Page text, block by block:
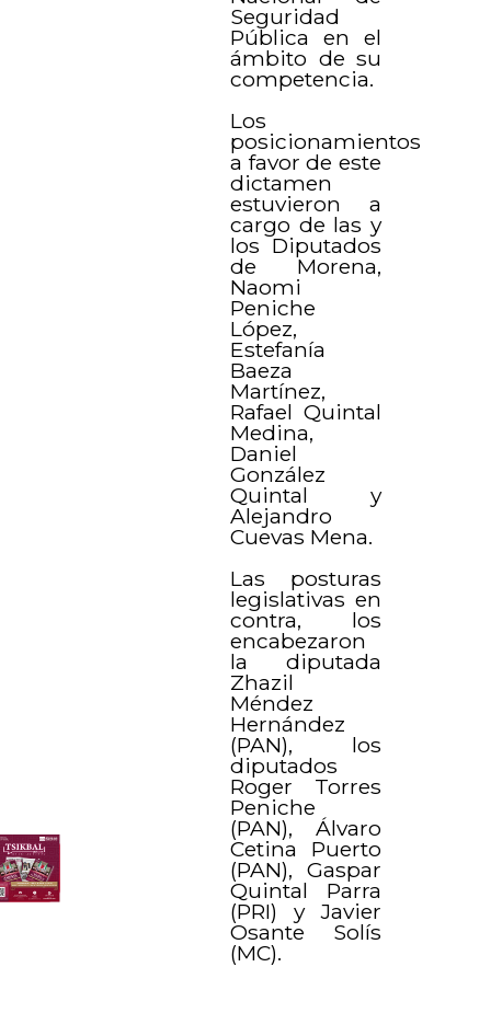
Seguridad
Pública en el
ámbito de su
competencia.
Los
posicionamientos
a favor de este
dictamen
estuvieron a
cargo de las y
los Diputados
de Morena,
Naomi
Peniche
López,
Estefanía
Baeza
Martínez,
Rafael Quintal
Medina,
Daniel
González
Quintal y
Alejandro
Cuevas Mena.
Las posturas
legislativas en
contra, los
encabezaron
la diputada
Zhazil
Méndez
Hernández
(PAN), los
diputados
Roger Torres
Peniche
(PAN), Álvaro
Cetina Puerto
(PAN), Gaspar
Quintal Parra
(PRI) y Javier
Osante Solís
(MC).